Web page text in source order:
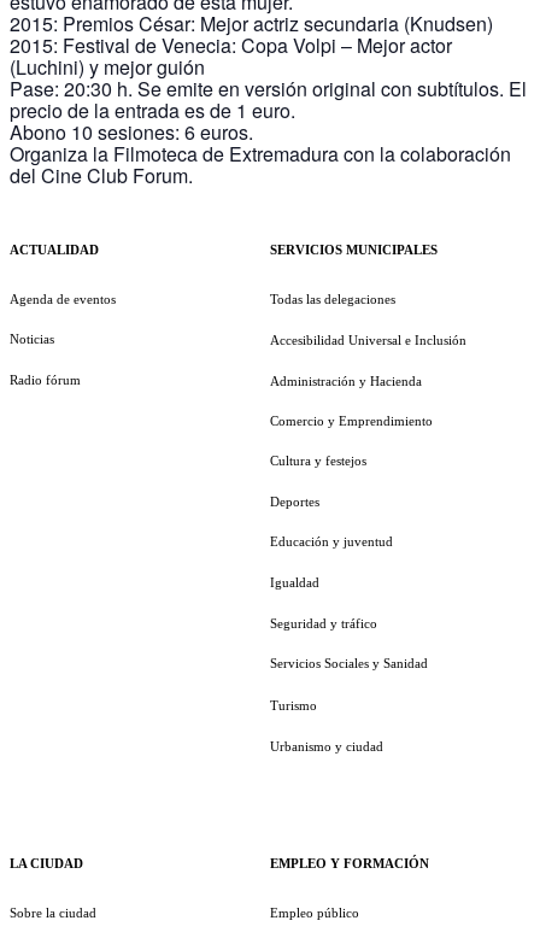
2015: Premios César: Mejor actriz secundaria (Knudsen)
2015: Festival de Venecia: Copa Volpi – Mejor actor
(Luchini) y mejor guión
Pase: 20:30 h. Se emite en versión original con subtítulos. El
precio de la entrada es de 1 euro.
Abono 10 sesiones: 6 euros.
Organiza la Filmoteca de Extremadura con la colaboración
del Cine Club Forum.
ACTUALIDAD
Agenda de eventos
Noticias
Radio fórum
LA CIUDAD
Sobre la ciudad
SERVICIOS MUNICIPALES
Todas las delegaciones
Accesibilidad Universal e Inclusión
Administración y Hacienda
Comercio y Emprendimiento
Cultura y festejos
Deportes
Educación y juventud
Igualdad
Seguridad y tráfico
Servicios Sociales y Sanidad
Turismo
Urbanismo y ciudad
EMPLEO Y FORMACIÓN
Empleo público